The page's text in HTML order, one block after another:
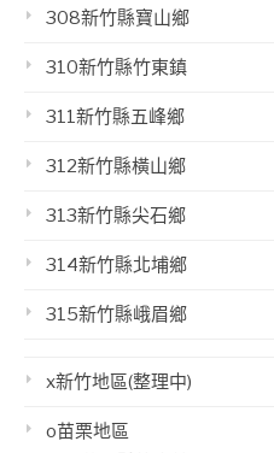
308新竹縣寶山鄉
310新竹縣竹東鎮
311新竹縣五峰鄉
312新竹縣橫山鄉
313新竹縣尖石鄉
314新竹縣北埔鄉
315新竹縣峨眉鄉
x新竹地區(整理中)
o苗栗地區